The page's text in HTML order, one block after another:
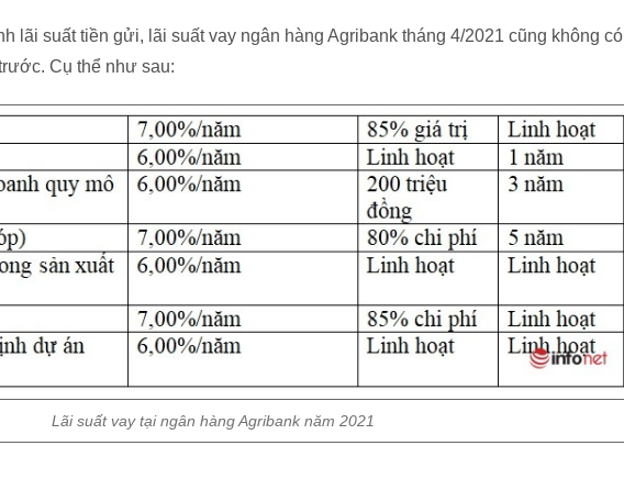
lãi suất tiền gửi, lãi suất vay ngân hàng Agribank tháng 4/2021 cũng không có
Cụ thể như sau:
Lãi suất vay tại ngân hàng Agribank năm 2021